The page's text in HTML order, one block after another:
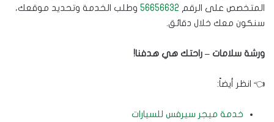
المتخصص على الرقم 56656632 وطلب الخدمة وتحديد موقعك،
سنكون معك خلال دقائق.
ورشة سلامات – راحتك هي هدفنا!
👈 انظر أيضاً:
خدمة ميجر سيرفس للسيارات